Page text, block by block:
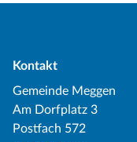
Kontakt
Gemeinde Meggen
Am Dorfplatz 3
Postfach 572